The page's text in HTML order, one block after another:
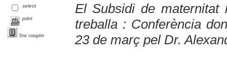
select
print
Text complet
El Subsidi de
treballa : Conferència
23 de març pel Dr.